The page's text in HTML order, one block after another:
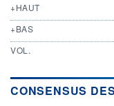
+HAUT
+BAS
VOL.
CONSENSUS